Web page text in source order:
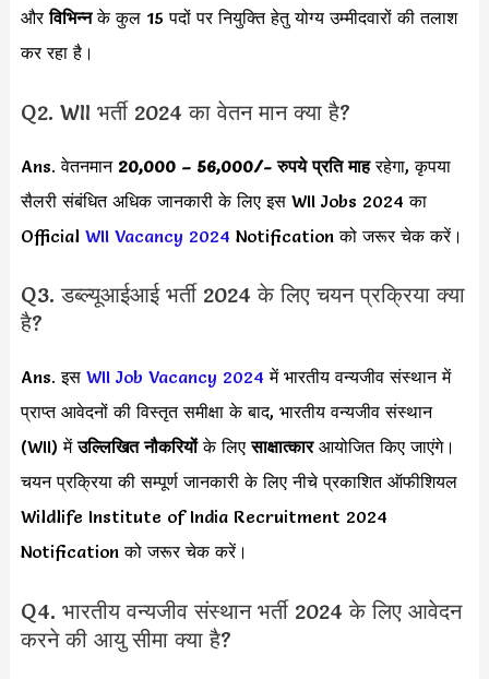
औरविभिन्नके कुल 15 पदों पर नियुक्ति हेतु योग्य उम्मीदवारों की तलाश
कर रहा है।
Q2. WII भर्ती 2024 का वेतन मान क्या है?
Ans. वेतनमान 20,000 – 56,000/- रुपये प्रति माहरहेगा, कृपया
सैलरी संबंधित अधिक जानकारी के लिए इस WII Jobs 2024 का
Official WII Vacancy 2024 Notification को जरूर चेक करें।
Q3. डब्ल्यूआईआई भर्ती 2024 के लिए चयन प्रक्रिया क्या
है?
Ans. इस WII Job Vacancy 2024 में भारतीय वन्यजीव संस्थान में
प्राप्त आवेदनों की विस्तृत समीक्षा के बाद, भारतीय वन्यजीव संस्थान
(WII) मेंउल्लिखित नौकरियोंके लिएसाक्षात्कार आयोजित किए जाएंगे।
चयन प्रक्रिया की सम्पूर्ण जानकारी के लिए नीचे प्रकाशित ऑफीशियल
Wildlife Institute of India Recruitment 2024
Notification को जरूर चेक करें।
Q4. भारतीय वन्यजीव संस्थान भर्ती 2024 के लिए आवेदन
करने की आयु सीमा क्या है?